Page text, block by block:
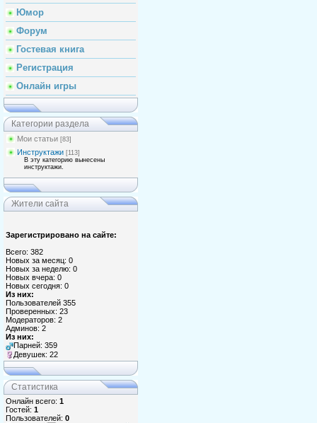
Юмор
Форум
Гостевая книга
Регистрация
Онлайн игры
Категории раздела
Мои статьи [83]
Инструктажи [113]
В эту категорию вынесены
инструктажи.
Жители сайта
Зарегистрировано на сайте:
Всего: 382
Новых за месяц: 0
Новых за неделю: 0
Новых вчера: 0
Новых сегодня: 0
Из них:
Пользователей 355
Проверенных: 23
Модераторов: 2
Админов: 2
Из них:
Парней: 359
Девушек: 22
Статистика
Онлайн всего: 1
Гостей: 1
Пользователей: 0